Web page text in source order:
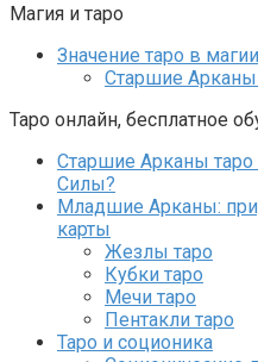
Магия и таро
Значение таро в магии
Старшие Арканы
Таро онлайн, бесплатное
Старшие Арканы
Силы?
Младшие Арканы:
карты
Жезлы таро
Кубки таро
Мечи таро
Пентакли таро
Таро и соционика